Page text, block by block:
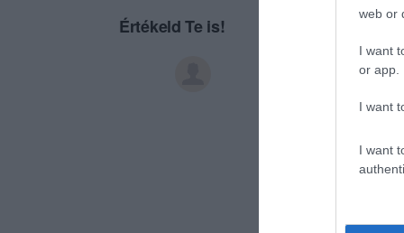
web or
I want
or app.
I want
I want
Értékeld Te is!